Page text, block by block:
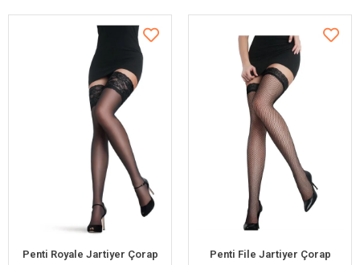
Penti Royale Jartiyer Çorap Penti File Jartiyer Çorap